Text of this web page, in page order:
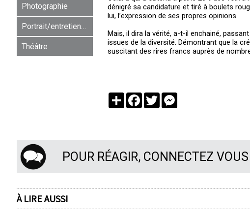
Photographie
Théâtre
dénigré sa candidature et tiré à boulets
lui, l’expression de ses propres opinions.
Mais, il dira la vérité, a-t-il enchainé,
issues de la diversité. Démontrant que la
suscitant des rires francs auprès de
PartagerFacebook
TwitterMessenger
POUR RÉAGIR, CONNECTEZ VOUS
À LIRE AUSSI